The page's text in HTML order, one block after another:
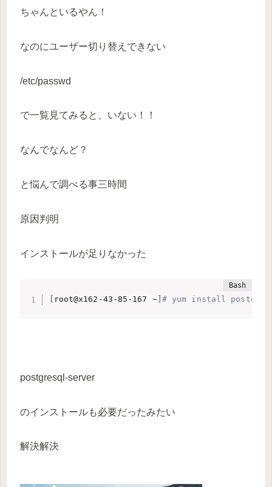
ちゃんといるやん！
なのにユーザー切り替えできない
/etc/passwd
で一覧見てみると、いない！！
なんでなんど？
と悩んで調べる事三時間
原因判明
インストールが足りなかった
root@x162-43-85-167 ~] # yum install
postgresql-server
のインストールも必要だったみたい
解決解決